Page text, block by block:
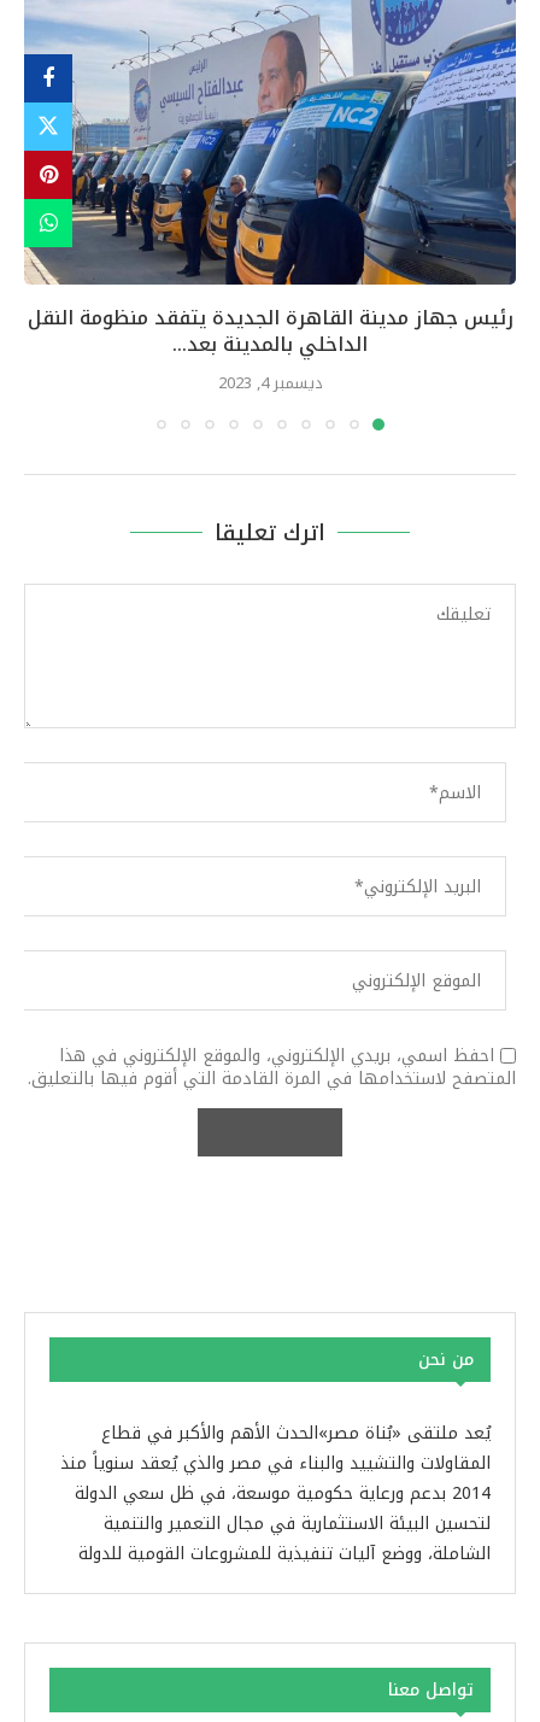
رئيس جهاز مدينة القاهرة الجديدة يتفقد منظومة النقل
الداخلي بالمدينة بعد...
ديسمبر 4, 2023
اترك تعليقا
احفظ اسمي، بريدي الإلكتروني، والموقع الإلكتروني في هذا
المتصفح لاستخدامها في المرة القادمة التي أقوم فيها بالتعليق.
من نحن
يُعد ملتقى «بُناة مصر»الحدث الأهم والأكبر في قطاع
المقاولات والتشييد والبناء في مصر والذي يُعقد سنوياً منذ
2014 بدعم ورعاية حكومية موسعة، في ظل سعي الدولة
لتحسين البيئة الاستثمارية في مجال التعمير والتنمية
الشاملة، ووضع آليات تنفيذية للمشروعات القومية للدولة
تواصل معنا